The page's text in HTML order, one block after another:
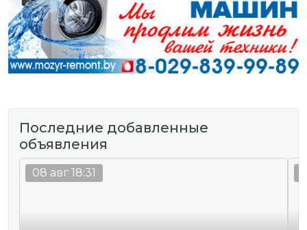
Последние добавленные
объявления
08 авг 18:31